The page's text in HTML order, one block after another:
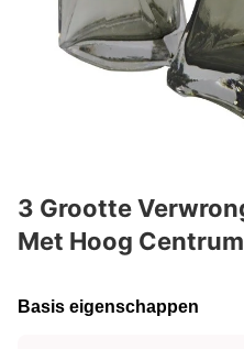
3 Grootte
Met Hoog Centrum
Basis eigenschappen